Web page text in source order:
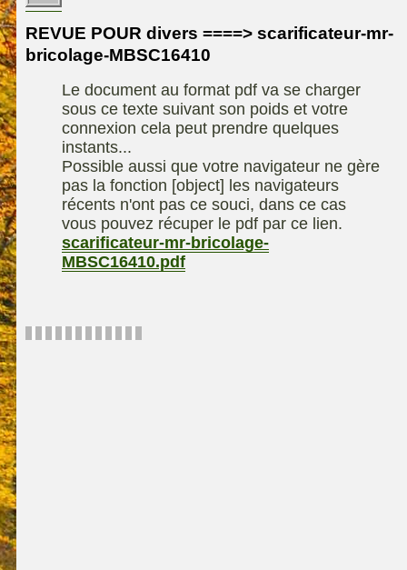
Information sur
contact
Motobineuse ou
Technique de
compostage
Robomow
chevalet
Remorque
REVUE POUR divers ====> scarificateur-mr-
bricolage-MBSC16410
Le document au format pdf va se charger
sous ce texte suivant son poids et votre
connexion cela peut prendre quelques
instants...
Possible aussi que votre navigateur ne gère
pas la fonction [object] les navigateurs
récents n'ont pas ce souci, dans ce cas
vous pouvez récuper le pdf par ce lien.
scarificateur-mr-bricolage-
MBSC16410.pdf